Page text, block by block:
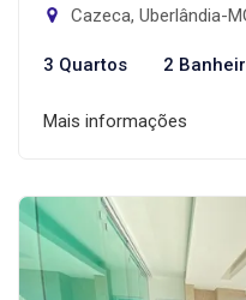
Cazeca, Uberlândia-
3 Quartos 2
Mais informações